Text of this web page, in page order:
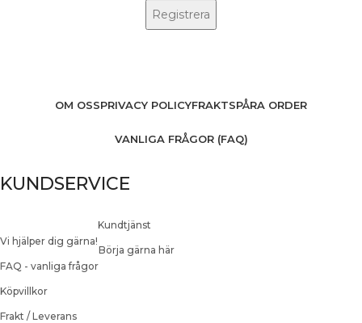
OM OSSPRIVACY POLICYFRAKTSPÅRA ORDER
VANLIGA FRÅGOR (FAQ)
KUNDSERVICE
Vi hjälper dig gärna!
Kundtjänst
FAQ - vanliga frågor
Börja gärna här
Köpvillkor
Frakt / Leverans